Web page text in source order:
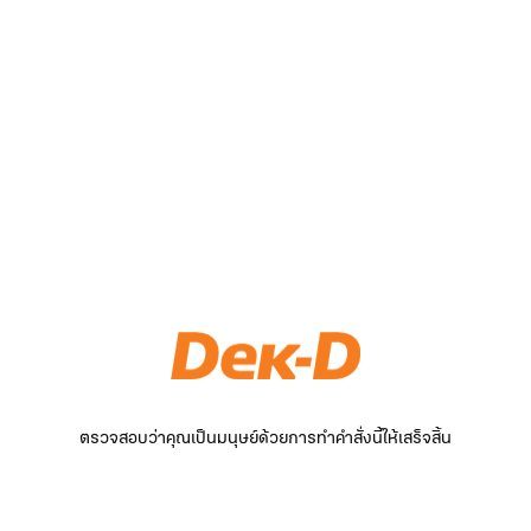
ตรวจสอบว่าคุณเป็นมนุษย์ด้วยการทำคำสั่งนี้ให้เสร็จสิ้น